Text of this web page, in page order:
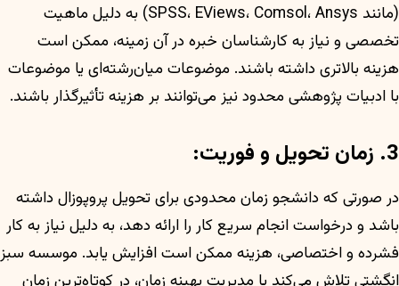
(مانند SPSS، EViews، Comsol، Ansys) به دلیل ماهیت
تخصصی و نیاز به کارشناسان خبره در آن زمینه، ممکن است
هزینه بالاتری داشته باشند. موضوعات میان‌رشته‌ای یا موضوعات
با ادبیات پژوهشی محدود نیز می‌توانند بر هزینه تأثیرگذار باشند.
3. زمان تحویل و فوریت:
در صورتی که دانشجو زمان محدودی برای تحویل پروپوزال داشته
باشد و درخواست انجام سریع کار را ارائه دهد، به دلیل نیاز به کار
فشرده و اختصاصی، هزینه ممکن است افزایش یابد. موسسه سبز